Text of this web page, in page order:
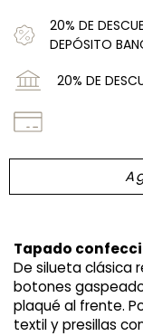
20% DE
DEPÓSITO
20% DE
Tapado
De silueta clásica
botones
plaqué al frente.
textil y presillas